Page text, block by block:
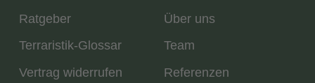
Ratgeber
Terraristik-Glossar
Vertrag widerrufen
Über uns
Team
Referenzen